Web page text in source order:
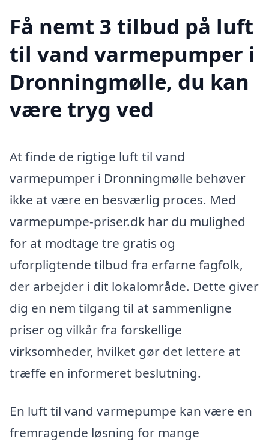
Få nemt 3 tilbud på luft
til vand varmepumper i
Dronningmølle, du kan
være tryg ved
At finde de rigtige luft til vand
varmepumper i Dronningmølle behøver
ikke at være en besværlig proces. Med
varmepumpe-priser.dk har du mulighed
for at modtage tre gratis og
uforpligtende tilbud fra erfarne fagfolk,
der arbejder i dit lokalområde. Dette giver
dig en nem tilgang til at sammenligne
priser og vilkår fra forskellige
virksomheder, hvilket gør det lettere at
træffe en informeret beslutning.
En luft til vand varmepumpe kan være en
fremragende løsning for mange